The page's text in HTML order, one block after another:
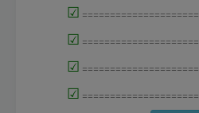
☑ =====================
☑ =====================
☑ =====================
☑ =====================